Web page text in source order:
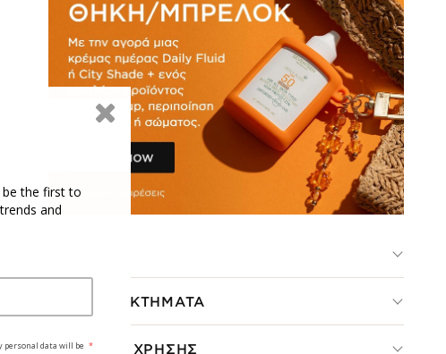
ΠΛΕΟΝΕΚΤΗΜΑΤΑ
ΤΡΟΠΟΣ ΧΡΗΣΗΣ
be the first to
and
personal data will be *